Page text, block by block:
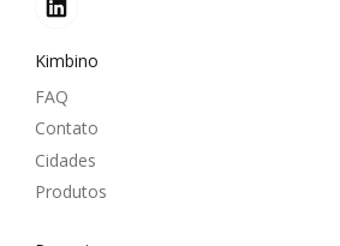
Kimbino
FAQ
Contato
Cidades
Produtos